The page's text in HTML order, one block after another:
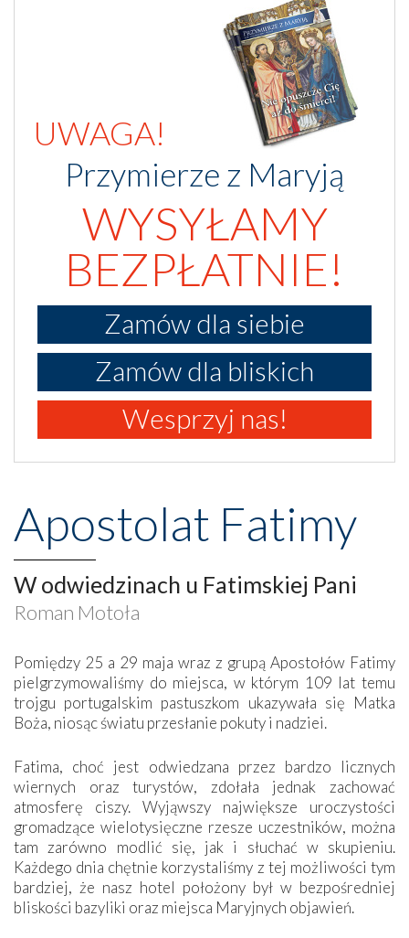
UWAGA!
Przymierze z Maryją
WYSYŁAMY
BEZPŁATNIE!
Zamów dla siebie
Zamów dla bliskich
Wesprzyj nas!
Apostolat Fatimy
W odwiedzinach u Fatimskiej Pani
Roman Motoła
Pomiędzy 25 a 29 maja wraz z grupą Apostołów Fatimy
pielgrzymowaliśmy do miejsca, w którym 109 lat temu
trojgu portugalskim pastuszkom ukazywała się Matka
Boża, niosąc światu przesłanie pokuty i nadziei.
Fatima, choć jest odwiedzana przez bardzo licznych
wiernych oraz turystów, zdołała jednak zachować
atmosferę ciszy. Wyjąwszy największe uroczystości
gromadzące wielotysięczne rzesze uczestników, można
tam zarówno modlić się, jak i słuchać w skupieniu.
Każdego dnia chętnie korzystaliśmy z tej możliwości tym
bardziej, że nasz hotel położony był w bezpośredniej
bliskości bazyliki oraz miejsca Maryjnych objawień.